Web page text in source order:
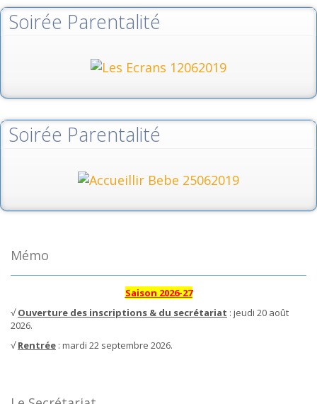
Soirée Parentalité
Soirée Parentalité
Mémo
Saison 2026-27
√Ouverture des inscriptions & du secrétariat : jeudi 20 août
2026.
√Rentrée : mardi 22 septembre 2026.